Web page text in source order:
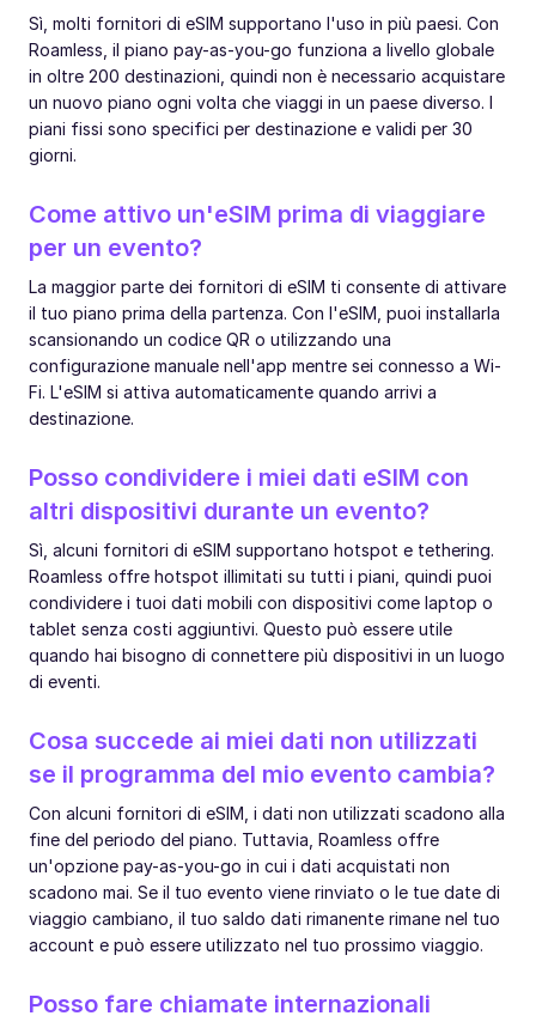
Sì, molti fornitori di eSIM supportano l'uso in più paesi. Con
Roamless, il piano pay-as-you-go funziona a livello globale
in oltre 200 destinazioni, quindi non è necessario acquistare
un nuovo piano ogni volta che viaggi in un paese diverso. I
piani fissi sono specifici per destinazione e validi per 30
giorni.
Come attivo un'eSIM prima di viaggiare
per un evento?
La maggior parte dei fornitori di eSIM ti consente di attivare
il tuo piano prima della partenza. Con l'eSIM, puoi installarla
scansionando un codice QR o utilizzando una
configurazione manuale nell'app mentre sei connesso a Wi-
Fi. L'eSIM si attiva automaticamente quando arrivi a
destinazione.
Posso condividere i miei dati eSIM con
altri dispositivi durante un evento?
Sì, alcuni fornitori di eSIM supportano hotspot e tethering.
Roamless offre hotspot illimitati su tutti i piani, quindi puoi
condividere i tuoi dati mobili con dispositivi come laptop o
tablet senza costi aggiuntivi. Questo può essere utile
quando hai bisogno di connettere più dispositivi in un luogo
di eventi.
Cosa succede ai miei dati non utilizzati
se il programma del mio evento cambia?
Con alcuni fornitori di eSIM, i dati non utilizzati scadono alla
fine del periodo del piano. Tuttavia, Roamless offre
un'opzione pay-as-you-go in cui i dati acquistati non
scadono mai. Se il tuo evento viene rinviato o le tue date di
viaggio cambiano, il tuo saldo dati rimanente rimane nel tuo
account e può essere utilizzato nel tuo prossimo viaggio.
Posso fare chiamate internazionali